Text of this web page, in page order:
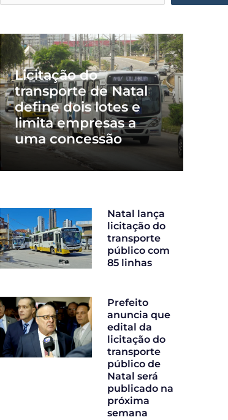
Licitação do
transporte de Natal
define dois lotes e
limita empresas a
uma concessão
Natal lança
licitação do
transporte
público com
85 linhas
Prefeito
anuncia que
edital da
licitação do
transporte
público de
Natal será
publicado na
próxima
semana